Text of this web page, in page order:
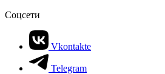
Соцсети
Vkontakte
Telegram